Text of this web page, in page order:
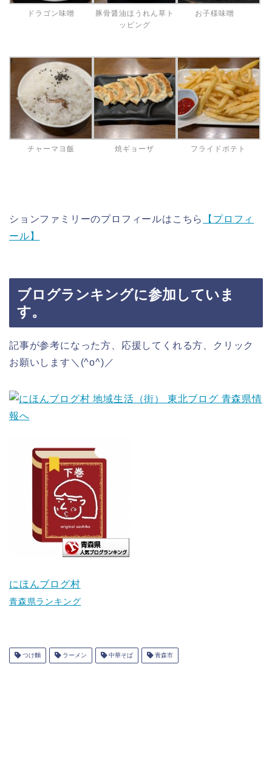
ドラゴン味噌
豚骨醤油ほうれん草ト
ッピング
お子様味噌
チャーマヨ飯 焼ギョーザ フライドポテト
ションファミリーのプロフィールはこちら
【プロフィ
ール】
ブログランキングに参加していま
す。
記事が参考になった方、応援してくれる方、クリック
お願いします＼(^o^)／
にほんブログ村
青森県ランキング
つけ麵 ラーメン 中華そば 青森市